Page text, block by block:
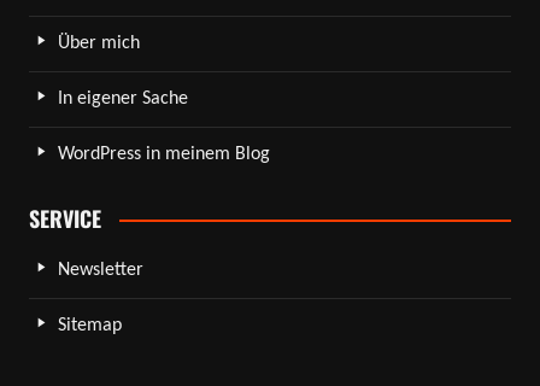
Über mich
In eigener Sache
WordPress in meinem Blog
SERVICE
Newsletter
Sitemap